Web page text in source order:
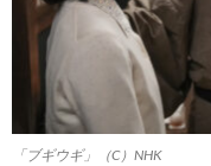
「ブギウギ」（C）NHK